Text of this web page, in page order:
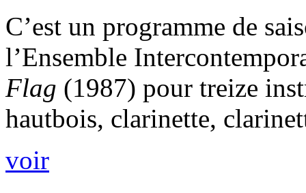
C’est un programme de
l’Ensemble
Flag (1987) pour treize
hautbois, clarinette,
voir